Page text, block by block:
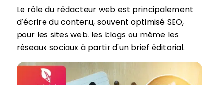
Le rôle du rédacteur web est principalement
d’écrire du contenu, souvent optimisé SEO,
pour les sites web, les blogs ou même les
réseaux sociaux à partir d'un brief éditorial.